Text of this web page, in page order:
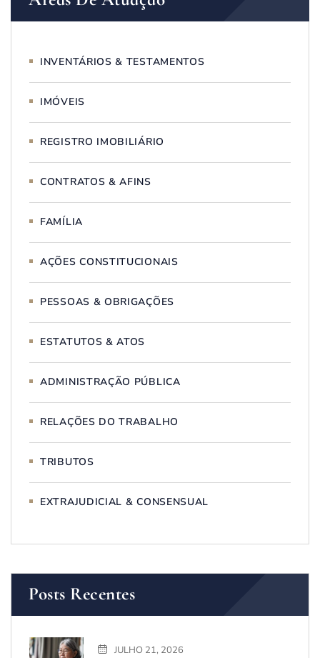
INVENTÁRIOS & TESTAMENTOS
IMÓVEIS
REGISTRO IMOBILIÁRIO
CONTRATOS & AFINS
FAMÍLIA
AÇÕES CONSTITUCIONAIS
PESSOAS & OBRIGAÇÕES
ESTATUTOS & ATOS
ADMINISTRAÇÃO PÚBLICA
RELAÇÕES DO TRABALHO
TRIBUTOS
EXTRAJUDICIAL & CONSENSUAL
Posts Recentes
JULHO 21, 2026